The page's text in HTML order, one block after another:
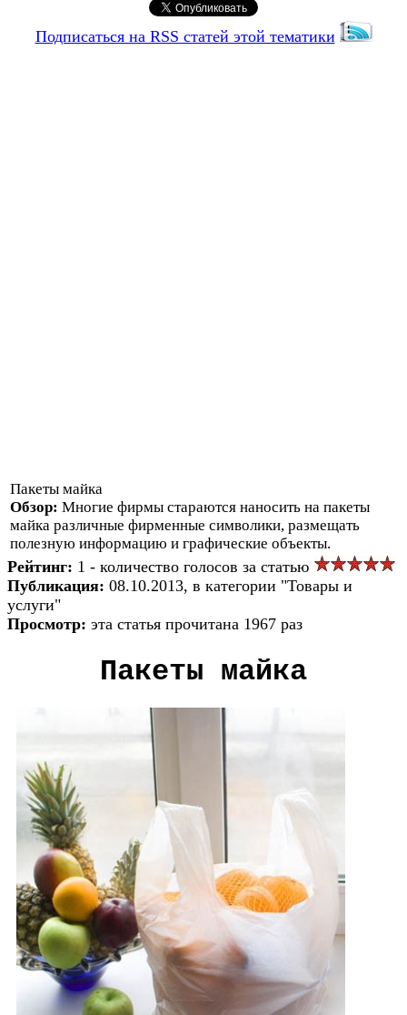
Подписаться на RSS статей этой тематики
Пакеты майка
Обзор: Многие фирмы стараются наносить на пакеты
майка различные фирменные символики, размещать
полезную информацию и графические объекты.
Рейтинг: 1 - количество голосов за статью
Публикация: 08.10.2013, в категории "Товары и
услуги"
Просмотр: эта статья прочитана 1967 раз
Пакеты майка